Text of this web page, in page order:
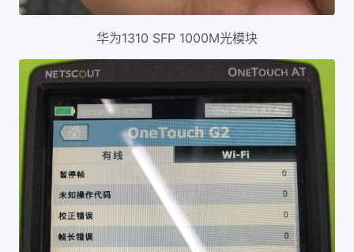
华为1310 SFP 1000M光模块